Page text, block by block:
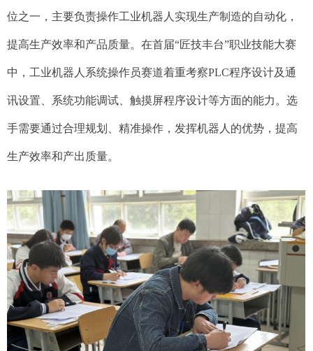
位之一，主要负责操作工业机器人实现生产制造的自动化，
提高生产效率和产品质量。在首届“匠技丰台”职业技能大赛
中，工业机器人系统操作员赛道着重考察PLC程序设计及通
讯设置、系统功能调试、触摸屏程序设计等方面的能力。选
手需要通过合理规划、精准操作，发挥机器人的优势，提高
生产效率和产出质量。